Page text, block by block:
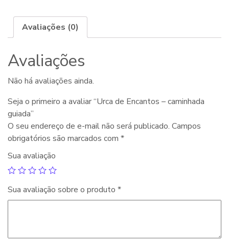
Avaliações (0)
Avaliações
Não há avaliações ainda.
Seja o primeiro a avaliar “Urca de Encantos – caminhada
guiada”
O seu endereço de e-mail não será publicado. Campos
obrigatórios são marcados com *
Sua avaliação
Sua avaliação sobre o produto *